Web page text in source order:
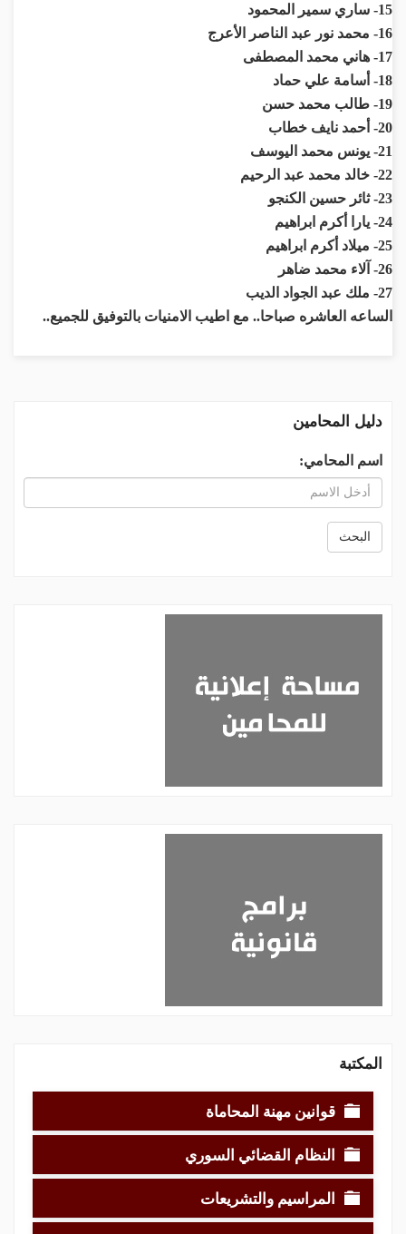
15- ساري سمير المحمود
16- محمد نور عبد الناصر الأعرج
17- هاني محمد المصطفى
18- أسامة علي حماد
19- طالب محمد حسن
20- أحمد نايف خطاب
21- يونس محمد اليوسف
22- خالد محمد عبد الرحيم
23- ثائر حسين الكنجو
24- يارا أكرم ابراهيم
25- ميلاد أكرم ابراهيم
26- آلاء محمد ضاهر
27- ملك عبد الجواد الديب
الساعه العاشره صباحا.. مع اطيب الامنيات بالتوفيق للجميع..
دليل المحامين
اسم المحامي:
البحث
المكتبة
قوانين مهنة المحاماة
النظام القضائي السوري
المراسيم والتشريعات